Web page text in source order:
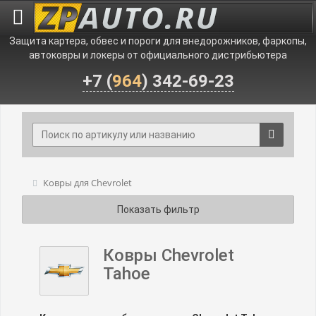
Защита картера, обвес и пороги для внедорожников, фаркопы,
автоковры и локеры от официального дистрибьютера
+7 (964) 342-69-23
Ковры для Chevrolet
Показать фильтр
Ковры Chevrolet
Tahoe